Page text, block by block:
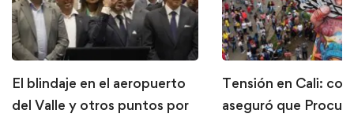
El blindaje en el aeropuerto
del Valle y otros puntos por
Tensión en Cali:
aseguró que